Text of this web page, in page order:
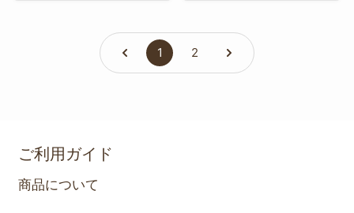
1 2
ご利用ガイド
商品について